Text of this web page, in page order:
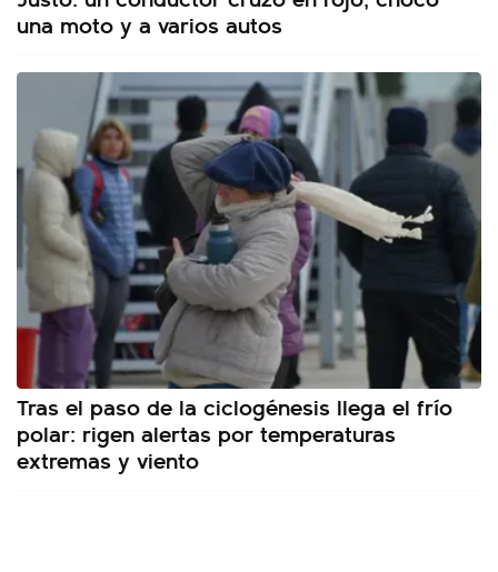
una moto y a varios autos
Tras el paso de la ciclogénesis llega el frío
polar: rigen alertas por temperaturas
extremas y viento